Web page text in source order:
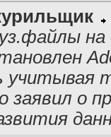
на
учитывая
заявил о